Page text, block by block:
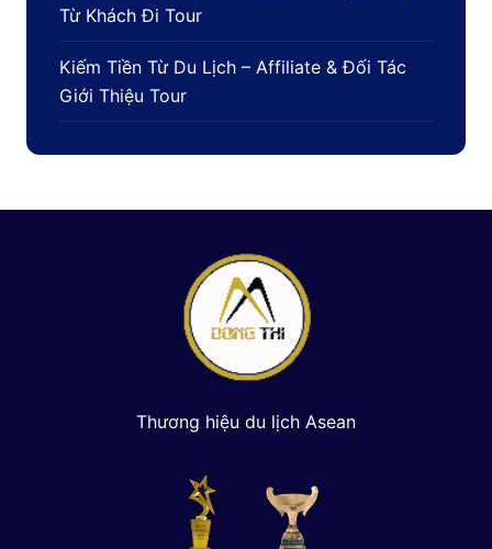
Từ Khách Đi Tour
Kiếm Tiền Từ Du Lịch – Affiliate & Đối Tác
Giới Thiệu Tour
Thương hiệu du lịch Asean